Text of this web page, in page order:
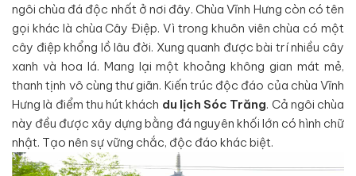
ngôi chùa đá độc nhất ở nơi đây. Chùa Vĩnh Hưng còn có tên
gọi khác là chùa Cây Điệp. Vì trong khuôn viên chùa có một
cây điệp khổng lồ lâu đời. Xung quanh được bài trí nhiều cây
xanh và hoa lá. Mang lại một khoảng không gian mát mẻ,
thanh tịnh vô cùng thư giãn. Kiến trúc độc đáo của chùa Vĩnh
Hưng là điểm thu hút khách du lịch Sóc Trăng. Cả ngôi chùa
này đều được xây dựng bằng đá nguyên khối lớn có hình chữ
nhật. Tạo nên sự vững chắc, độc đáo khác biệt.